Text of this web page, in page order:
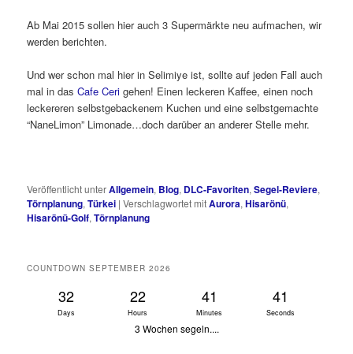
Ab Mai 2015 sollen hier auch 3 Supermärkte neu aufmachen, wir
werden berichten.
Und wer schon mal hier in Selimiye ist, sollte auf jeden Fall auch
mal in dasCafe Ceri gehen! Einen leckeren Kaffee, einen noch
leckereren selbstgebackenem Kuchen und eine selbstgemachte
“NaneLimon” Limonade…doch darüber an anderer Stelle mehr.
Veröffentlicht unterAllgemein, Blog, DLC-Favoriten,Segel-Reviere,
Törnplanung,Türkei |Verschlagwortet mitAurora,Hisarönü,
Hisarönü-Golf,Törnplanung
COUNTDOWN SEPTEMBER 2026
32
Days
22
Hours
41
Minutes
40
Seconds
3 Wochen segeln....